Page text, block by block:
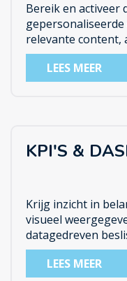
Bereik en activeer
relevante content,
om klantrelaties
LEES MEER
KPI'S &
Krijg inzicht in
visueel
datagedreven
LEES MEER